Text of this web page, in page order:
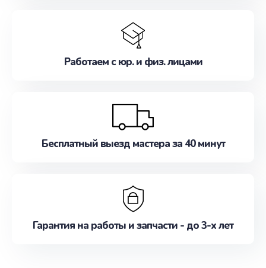
Работаем с юр. и физ. лицами
Бесплатный выезд мастера за 40 минут
Гарантия на работы и запчасти - до 3-х лет